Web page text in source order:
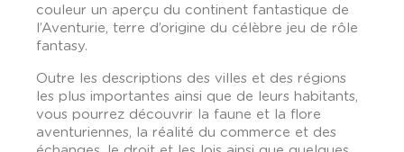
couleur un aperçu du continent fantastique de
l’Aventurie, terre d’origine du célèbre jeu de rôle
fantasy.
Outre les descriptions des villes et des régions
les plus importantes ainsi que de leurs habitants,
vous pourrez découvrir la faune et la flore
aventuriennes, la réalité du commerce et des